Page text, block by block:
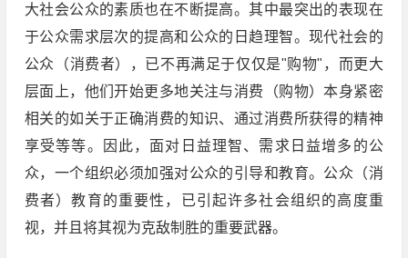
大社会公众的素质也在不断提高。其中最突出的表现在
于公众需求层次的提高和公众的日趋理智。现代社会的
公众（消费者），已不再满足于仅仅是"购物"，而更大
层面上，他们开始更多地关注与消费（购物）本身紧密
相关的如关于正确消费的知识、通过消费所获得的精神
享受等等。因此，面对日益理智、需求日益增多的公
众，一个组织必须加强对公众的引导和教育。公众（消
费者）教育的重要性，已引起许多社会组织的高度重
视，并且将其视为克敌制胜的重要武器。